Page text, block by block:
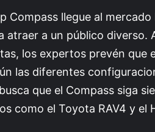
Compass llegue al
atraer a un público diverso.
los expertos prevén que
las diferentes
que el Compass siga
como el Toyota RAV4 y el